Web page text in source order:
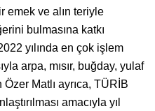
emek ve alın teriyle
bulmasına katkı
yılında en çok işlem
arpa, mısır, buğday, yulaf
Matlı ayrıca, TÜRİB
amacıyla yıl